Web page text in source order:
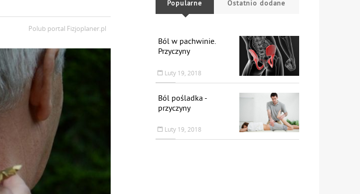
Polub portal Fizjoplaner.pl
Popularne Ostatnio dodane
Ból w pachwinie.
Przyczyny
Luty 19, 2018
Ból pośladka -
przyczyny
Luty 19, 2018